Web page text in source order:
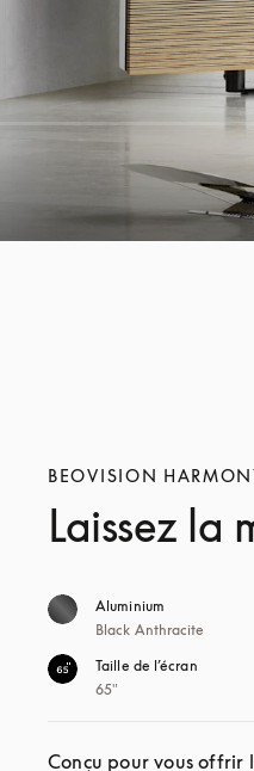
BEOVISION
Laissez la
Aluminium
Black Anthracite
Taille de l’écran
65"
Conçu pour vous offrir